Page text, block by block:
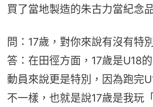
買了當地製造的朱古力當紀念
問：17歲，對你來說有沒有特
答：在田徑方面，17歲是U18
動員來說更是特別，因為跑完
不一樣，也就是說17歲是我玩